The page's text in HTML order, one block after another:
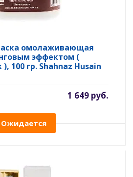
омолаживающая
эффектом (
100 гр. Shahnaz Husain
1 649 руб.
Ожидается